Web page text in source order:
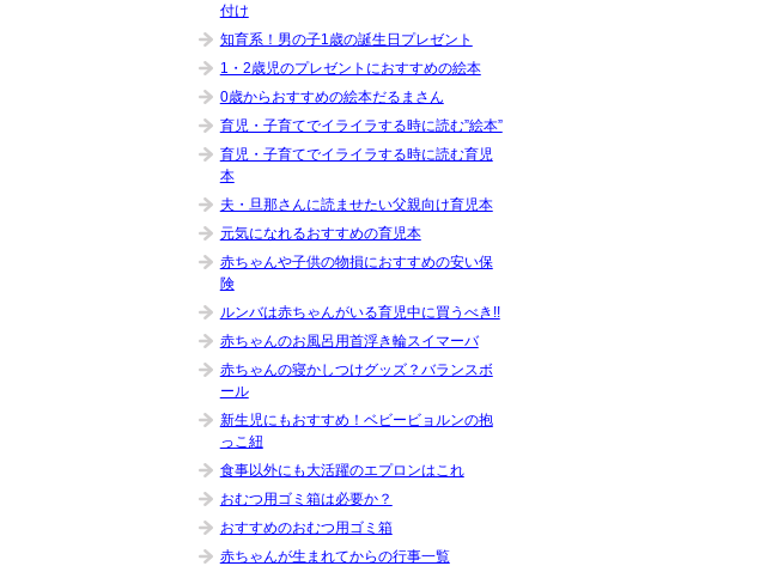
付け
知育系！男の子1歳の誕生日プレゼント
1・2歳児のプレゼントにおすすめの絵本
0歳からおすすめの絵本だるまさん
育児・子育てでイライラする時に読む”絵本”
育児・子育てでイライラする時に読む育児
本
夫・旦那さんに読ませたい父親向け育児本
元気になれるおすすめの育児本
赤ちゃんや子供の物損におすすめの安い保
険
ルンバは赤ちゃんがいる育児中に買うべき!!
赤ちゃんのお風呂用首浮き輪スイマーバ
赤ちゃんの寝かしつけグッズ？バランスボ
ール
新生児にもおすすめ！ベビービョルンの抱
っこ紐
食事以外にも大活躍のエプロンはこれ
おむつ用ゴミ箱は必要か？
おすすめのおむつ用ゴミ箱
赤ちゃんが生まれてからの行事一覧